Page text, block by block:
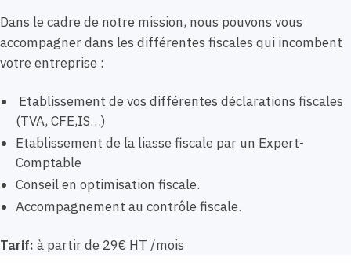
Dans le cadre de notre mission, nous pouvons vous
accompagner dans les différentes fiscales qui incombent
votre entreprise :
Etablissement de vos différentes déclarations fiscales
(TVA, CFE,IS…)
Etablissement de la liasse fiscale par un Expert-
Comptable
Conseil en optimisation fiscale.
Accompagnement au contrôle fiscale.
Tarif: à partir de 29€ HT /mois